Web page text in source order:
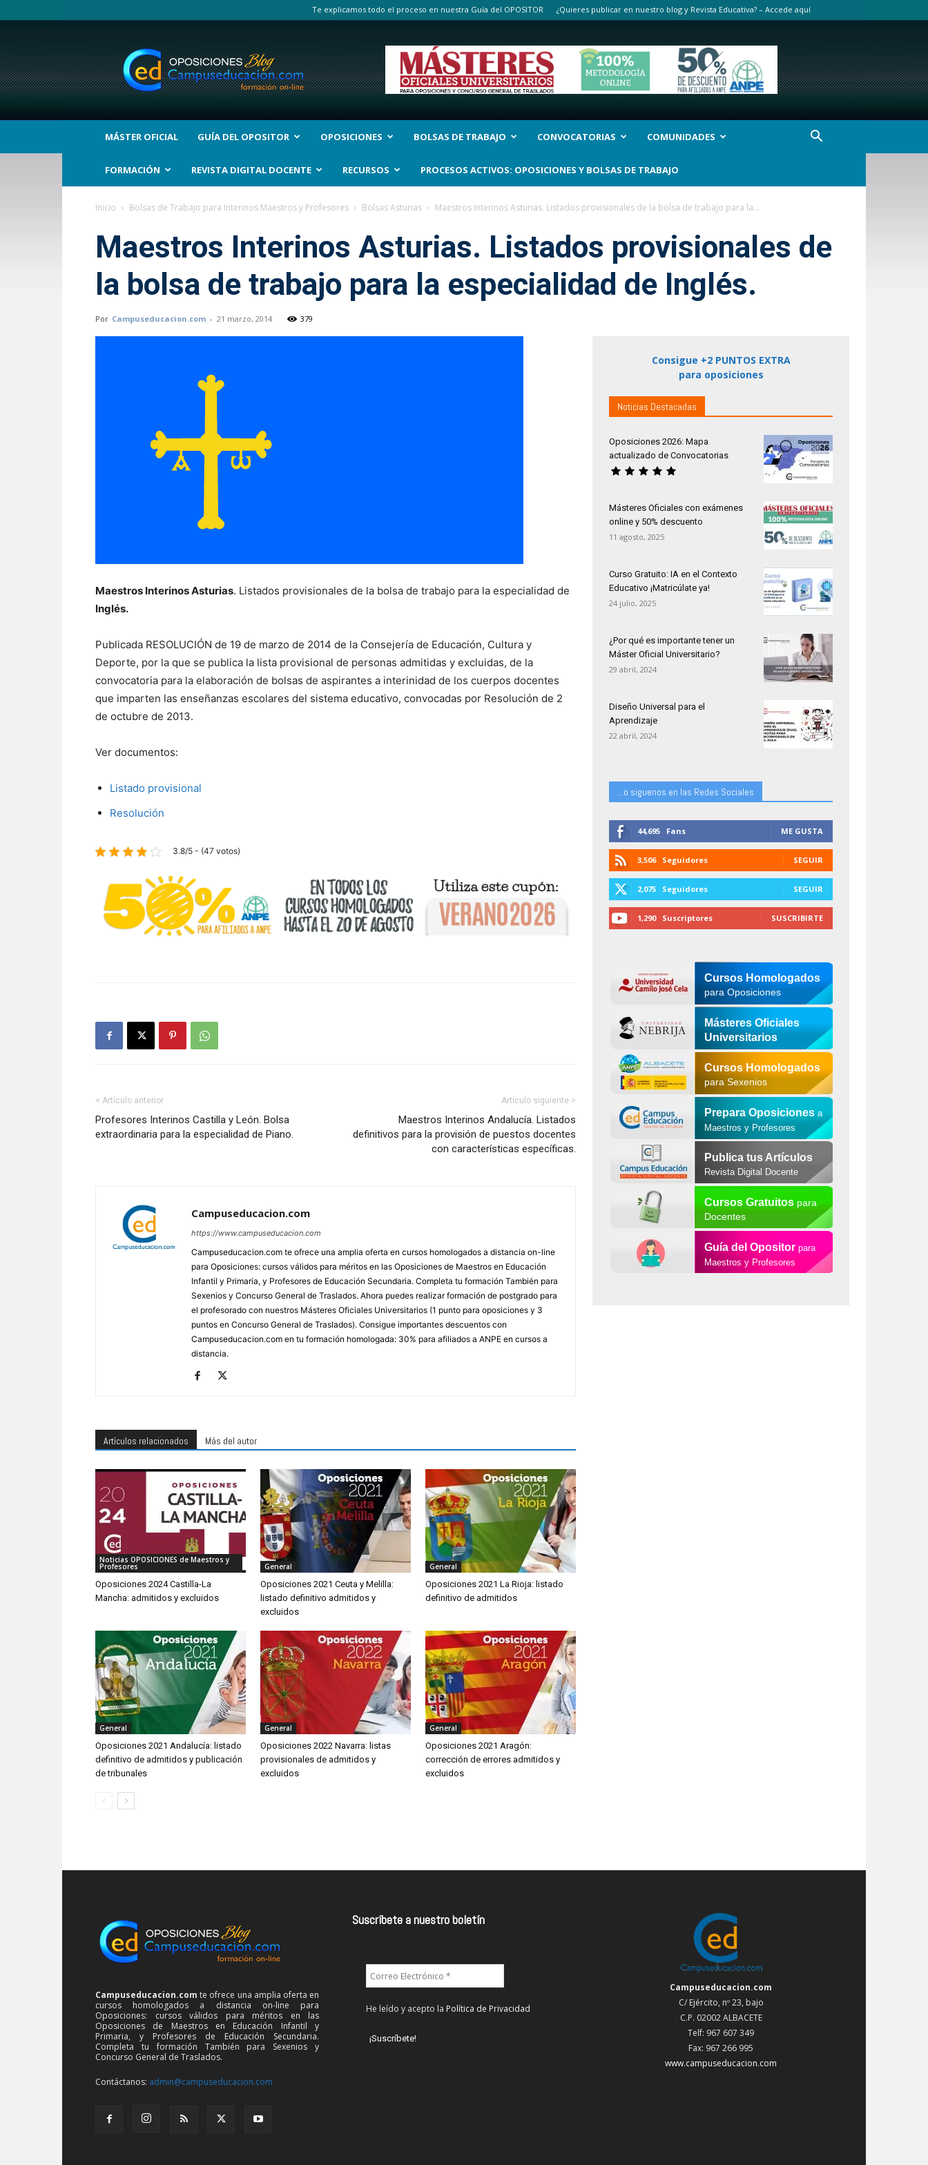
Te explicamos todo el proceso en nuestra Guía del OPOSITOR ¿Quieres publicar en nuestro blog y Revista Educativa? – Accede aquí
BLOG
Noticias
Oposiciones
y
bolsas
Trabajo
Interinos.
MÁSTER OFICIAL GUÍA DEL OPOSITOR OPOSICIONES BOLSAS DE TRABAJO CONVOCATORIAS COMUNIDADES
FORMACIÓN REVISTA DIGITAL DOCENTE RECURSOS PROCESOS ACTIVOS: OPOSICIONES Y BOLSAS DE TRABAJO
Inicio Bolsas de Trabajo para Interinos Maestros y Profesores Bolsas Asturias Maestros Interinos Asturias. Listados provisionales de la bolsa de trabajo para la...
Maestros Interinos Asturias. Listados provisionales de
la bolsa de trabajo para la especialidad de Inglés.
Por Campuseducacion.com - 21 marzo, 2014 379
Maestros Interinos Asturias. Listados provisionales de la bolsa de trabajo para la especialidad de
Inglés.
Publicada RESOLUCIÓN de 19 de marzo de 2014 de la Consejería de Educación, Cultura y
Deporte, por la que se publica la lista provisional de personas admitidas y excluidas, de la
convocatoria para la elaboración de bolsas de aspirantes a interinidad de los cuerpos docentes
que imparten las enseñanzas escolares del sistema educativo, convocadas por Resolución de 2
de octubre de 2013.
Ver documentos:
Listado provisional
Resolución
3.8/5 - (47 votos)
< Artículo anterior
Profesores Interinos Castilla y León. Bolsa
extraordinaria para la especialidad de Piano.
Artículo siguiente >
Maestros Interinos Andalucía. Listados
definitivos para la provisión de puestos docentes
con características específicas.
Campuseducacion.com
https://www.campuseducacion.com
Campuseducacion.com te ofrece una amplia oferta en cursos homologados a distancia on-line
para Oposiciones: cursos válidos para méritos en las Oposiciones de Maestros en Educación
Infantil y Primaria, y Profesores de Educación Secundaria. Completa tu formación También para
Sexenios y Concurso General de Traslados. Ahora puedes realizar formación de postgrado para
el profesorado con nuestros Másteres Oficiales Universitarios (1 punto para oposiciones y 3
puntos en Concurso General de Traslados). Consigue importantes descuentos con
Campuseducacion.com en tu formación homologada: 30% para afiliados a ANPE en cursos a
distancia.
Artículos relacionados Más del autor
Noticias OPOSICIONES de Maestros y
Profesores
Oposiciones 2024 Castilla-La
Mancha: admitidos y excluidos
General
Oposiciones 2021 Ceuta y Melilla:
listado definitivo admitidos y
excluidos
General
Oposiciones 2021 La Rioja: listado
definitivo de admitidos
General
Oposiciones 2021 Andalucía: listado
definitivo de admitidos y publicación
de tribunales
General
Oposiciones 2022 Navarra: listas
provisionales de admitidos y
excluidos
General
Oposiciones 2021 Aragón:
corrección de errores admitidos y
excluidos
Consigue +2 PUNTOS EXTRA
para oposiciones
Noticias Destacadas
Oposiciones 2026: Mapa
actualizado de Convocatorias
Másteres Oficiales con exámenes
online y 50% descuento
11 agosto, 2025
Curso Gratuito: IA en el Contexto
Educativo ¡Matricúlate ya!
24 julio, 2025
¿Por qué es importante tener un
Máster Oficial Universitario?
29 abril, 2024
Diseño Universal para el
Aprendizaje
22 abril, 2024
...o siguenos en las Redes Sociales
44,695 Fans ME GUSTA
3,506 Seguidores SEGUIR
2,075 Seguidores SEGUIR
1,290 Suscriptores SUSCRIBIRTE
Cursos Homologados
para Oposiciones
Másteres Oficiales
Universitarios
Cursos Homologados
para Sexenios
Prepara Oposiciones a
Maestros y Profesores
Publica tus Artículos
Revista Digital Docente
Cursos Gratuitospara
Docentes
Guía del Opositor para
Maestros y Profesores
Campuseducacion.com te ofrece una amplia oferta en
cursos homologados a distancia on-line para
Oposiciones: cursos válidos para méritos en las
Oposiciones de Maestros en Educación Infantil y
Primaria, y Profesores de Educación Secundaria.
Completa tu formación También para Sexenios y
Concurso General de Traslados.
Contáctanos: admin@campuseducacion.com
Suscríbete a nuestro boletín
He leído y acepto la Política de Privacidad
Campuseducacion.com
C/ Ejército, nº 23, bajo
C.P. 02002 ALBACETE
Telf: 967 607 349
Fax: 967 266 995
www.campuseducacion.com